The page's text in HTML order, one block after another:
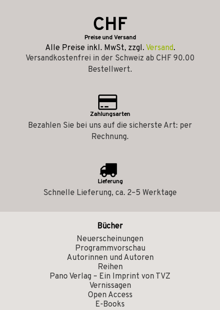
CHF
Preise und Versand
Alle Preise inkl. MwSt, zzgl. Versand.
Versandkostenfrei in der Schweiz ab CHF 90.00
Bestellwert.
Zahlungsarten
Bezahlen Sie bei uns auf die sicherste Art: per
Rechnung.
Lieferung
Schnelle Lieferung, ca. 2–5 Werktage
Bücher
Neuerscheinungen
Programmvorschau
Autorinnen und Autoren
Reihen
Pano Verlag – Ein Imprint von TVZ
Vernissagen
Open Access
E-Books